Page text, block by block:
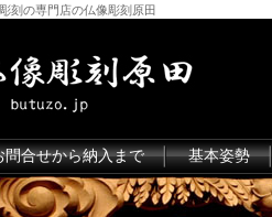
刻の専門店の仏像彫刻原田
問合せから納入まで 基本姿勢